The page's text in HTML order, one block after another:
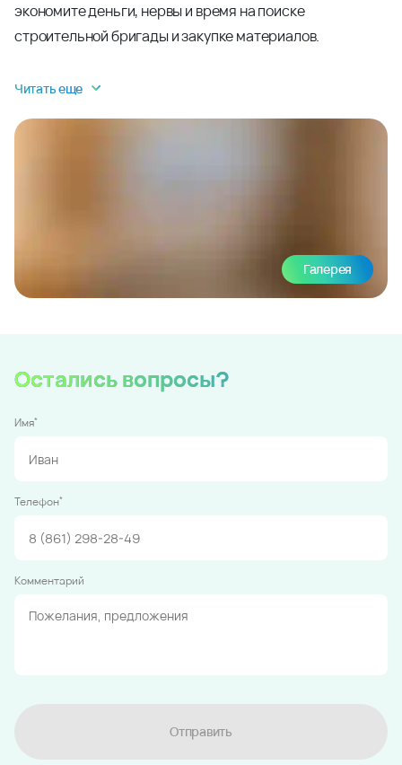
экономите деньги, нервы и время на поиске
строительной бригады и закупке материалов.
Читать еще
Галерея
Остались вопросы?
Имя*
Телефон*
Комментарий
Отправить